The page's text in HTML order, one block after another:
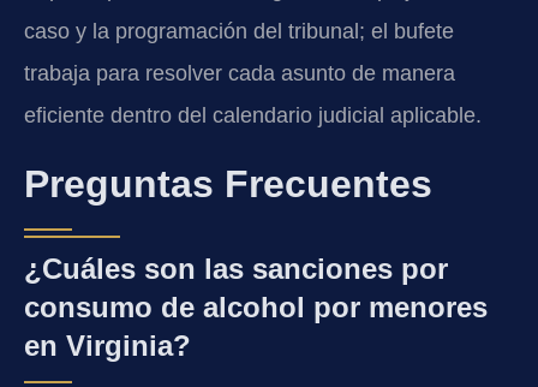
caso y la programación del tribunal; el bufete
trabaja para resolver cada asunto de manera
eficiente dentro del calendario judicial aplicable.
Preguntas Frecuentes
¿Cuáles son las sanciones por
consumo de alcohol por menores
en Virginia?